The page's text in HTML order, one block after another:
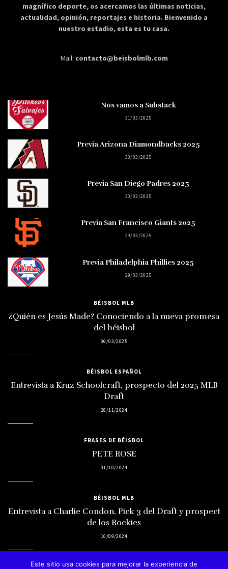
magnífico deporte, os acercamos las últimas noticias,
actualidad, opinión, reportajes e historia. Bienvenido a
nuestro estadio, esta es tu casa.
Mail: contacto@beisbolmlb.com
Nos vamos a Substack
31/03/2025
Previa Arizona Diamondbacks 2025
30/03/2025
Previa San Diego Padres 2025
30/03/2025
Previa San Francisco Giants 2025
29/03/2025
Previa Philadelphia Phillies 2025
29/03/2025
BÉISBOL MLB
¿Quién es Jesús Made? Conociendo a la nueva promesa
del béisbol
06/03/2025
BÉISBOL ESPAÑOL
Entrevista a Kruz Schoolcraft, prospecto del 2025 MLB
Draft
28/11/2024
FRASES DE BÉISBOL
PETE ROSE
01/10/2024
BÉISBOL MLB
Entrevista a Charlie Condon, Pick 3 del Draft y prospect
de los Rockies
10/09/2024
Este sitio usa cookies para mejorar la experiencia de